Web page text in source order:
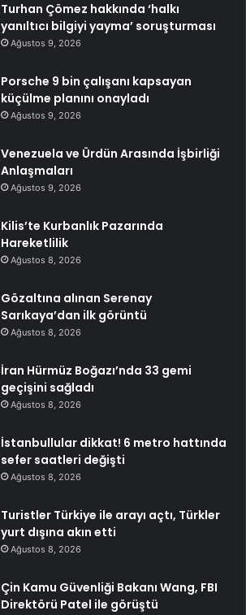
Turhan Çömez hakkında ‘halkı
yanıltıcı bilgiyi yayma’ soruşturması
Ağustos 9, 2026
Porsche 9 bin çalışanı kapsayan
küçülme planını onayladı
Ağustos 9, 2026
Venezuela ve Ürdün Arasında İşbirliği
Anlaşmaları
Ağustos 9, 2026
Kilis’te Kurbanlık Pazarında
Hareketlilik
Ağustos 8, 2026
Gözaltına alınan Serenay
Sarıkaya’dan ilk görüntü
Ağustos 8, 2026
İran Hürmüz Boğazı’nda 33 gemi
geçişini sağladı
Ağustos 8, 2026
İstanbullular dikkat! 6 metro hattında
sefer saatleri değişti
Ağustos 8, 2026
Turistler Türkiye ile arayı açtı, Türkler
yurt dışına akın etti
Ağustos 8, 2026
Çin Kamu Güvenliği Bakanı Wang, FBI
Direktörü Patel ile görüştü